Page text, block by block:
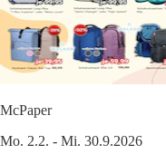
McPaper
Mo. 2.2. - Mi. 30.9.2026